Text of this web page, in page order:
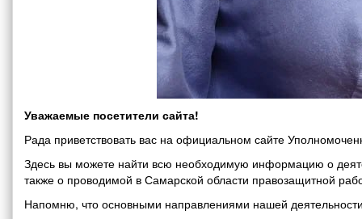
Уважаемые посетители сайта!
Рада приветствовать вас на официальном сайте
Здесь вы можете найти всю необходимую информацию о
также о проводимой в Самарской области правозащитной
Напомню, что основными направлениями нашей